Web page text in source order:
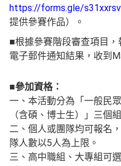
https://forms.gle/
提供參賽作品）。
■根據參賽階段審查項目
電子郵件通知結果，收到
■參加資格：
一、本活動分為「一般民
（含碩、博士生）」三個
二、個人或團隊均可報名
隊人數以5人為上限。
三、高中職組、大專組可